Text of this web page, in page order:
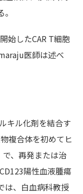
始したCAR T細胞
医師は述べ
キル化剤を結合す
複合体を初めてヒ
、再発または治
陽性血液腫瘍
は、白血病科教授